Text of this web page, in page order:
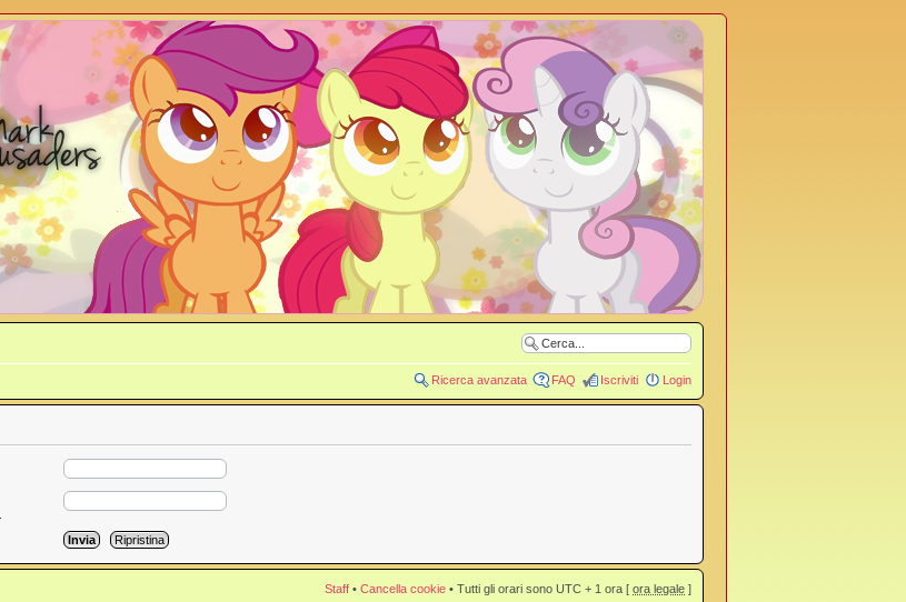
Ricerca avanzata FAQ Iscriviti Login
Staff • Cancella cookie • Tutti gli orari sono UTC + 1 ora [ ora legale ]